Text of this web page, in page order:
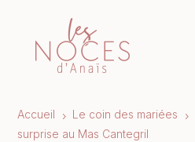
Accueil 5 Le coin des mariées 5
surprise au Mas Cantegril